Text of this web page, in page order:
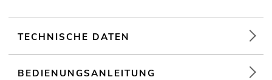
TECHNISCHE DATEN
BEDIENUNGSANLEITUNG